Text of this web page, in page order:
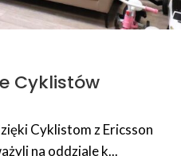
Cyklistów
Cyklistom z Ericsson
na oddziale k...